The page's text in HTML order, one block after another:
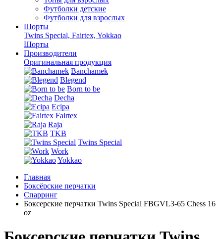
Футболки детские
Футболки для взрослых
Шорты
Twins Special, Fairtex, Yokkao
Шорты
Производители
Оригинальная продукция
Banchamek
Blegend
Born to be
Decha
Ecipa
Fairtex
Raja
TKB
Twins Special
Work
Yokkao
Главная
Боксёрские перчатки
Спарринг
Боксерские перчатки Twins Special FBGVL3-65 Chess 16
oz